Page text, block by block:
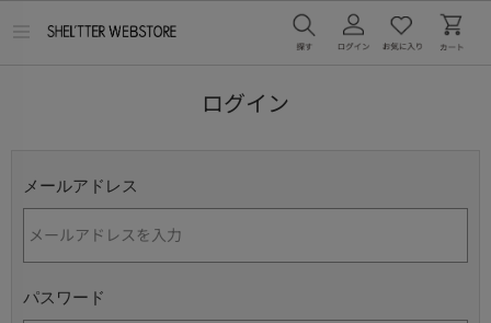
ログイン
メールアドレス
パスワード